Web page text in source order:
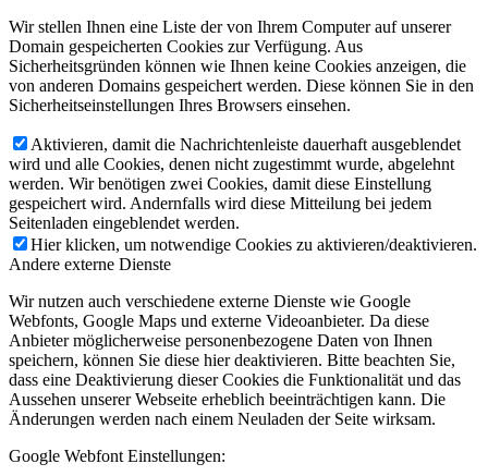
Wir stellen Ihnen eine Liste der von Ihrem Computer auf unserer
Domain gespeicherten Cookies zur Verfügung. Aus
Sicherheitsgründen können wie Ihnen keine Cookies anzeigen, die
von anderen Domains gespeichert werden. Diese können Sie in den
Sicherheitseinstellungen Ihres Browsers einsehen.
Aktivieren, damit die Nachrichtenleiste dauerhaft ausgeblendet
wird und alle Cookies, denen nicht zugestimmt wurde, abgelehnt
werden. Wir benötigen zwei Cookies, damit diese Einstellung
gespeichert wird. Andernfalls wird diese Mitteilung bei jedem
Seitenladen eingeblendet werden.
Hier klicken, um notwendige Cookies zu aktivieren/deaktivieren.
Andere externe Dienste
Wir nutzen auch verschiedene externe Dienste wie Google
Webfonts, Google Maps und externe Videoanbieter. Da diese
Anbieter möglicherweise personenbezogene Daten von Ihnen
speichern, können Sie diese hier deaktivieren. Bitte beachten Sie,
dass eine Deaktivierung dieser Cookies die Funktionalität und das
Aussehen unserer Webseite erheblich beeinträchtigen kann. Die
Änderungen werden nach einem Neuladen der Seite wirksam.
Google Webfont Einstellungen: